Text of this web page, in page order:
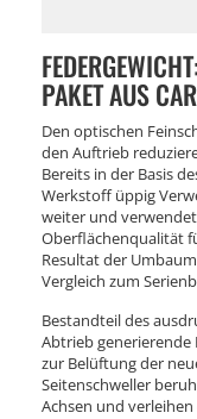
PAKET AUS
Den optischen
den Auftrieb
Bereits in der Basis
Werkstoff üppig
weiter und
Oberflächenqualität
Resultat der
Vergleich zum
Bestandteil des
Abtrieb
zur Belüftung der
Seitenschweller
Achsen und